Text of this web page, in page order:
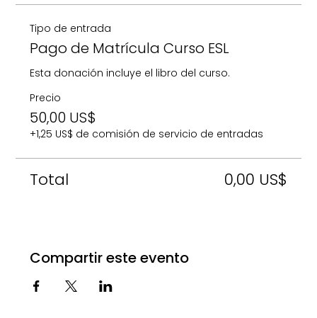
Tipo de entrada
Pago de Matrícula Curso ESL
Esta donación incluye el libro del curso.
Precio
50,00 US$
+1,25 US$ de comisión de servicio de entradas
Total 0,00 US$
Compartir este evento